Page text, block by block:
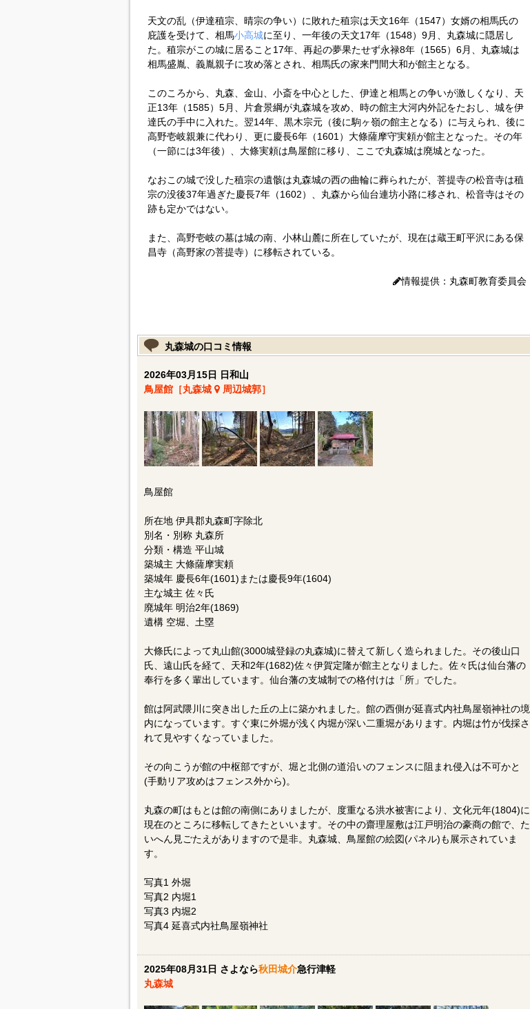
天文の乱（伊達稙宗、晴宗の争い）に敗れた稙宗は天文16年（1547）女婿の相馬氏の
庇護を受けて、相馬小高城に至り、一年後の天文17年（1548）9月、丸森城に隠居し
た。稙宗がこの城に居ること17年、再起の夢果たせず永禄8年（1565）6月、丸森城は
相馬盛胤、義胤親子に攻め落とされ、相馬氏の家来門間大和が館主となる。
このころから、丸森、金山、小斎を中心とした、伊達と相馬との争いが激しくなり、天
正13年（1585）5月、片倉景綱が丸森城を攻め、時の館主大河内外記をたおし、城を伊
達氏の手中に入れた。翌14年、黒木宗元（後に駒ヶ嶺の館主となる）に与えられ、後に
高野壱岐親兼に代わり、更に慶長6年（1601）大條薩摩守実頼が館主となった。その年
（一節には3年後）、大條実頼は鳥屋館に移り、ここで丸森城は廃城となった。
なおこの城で没した稙宗の遺骸は丸森城の西の曲輪に葬られたが、菩提寺の松音寺は稙
宗の没後37年過ぎた慶長7年（1602）、丸森から仙台連坊小路に移され、松音寺はその
跡も定かではない。
また、高野壱岐の墓は城の南、小林山麓に所在していたが、現在は蔵王町平沢にある保
昌寺（高野家の菩提寺）に移転されている。
情報提供：丸森町教育委員会
丸森城の口コミ情報
2026年03月15日 日和山
鳥屋館［丸森城
周辺城郭］
鳥屋館
所在地 伊具郡丸森町字除北
別名・別称 丸森所
分類・構造 平山城
築城主 大條薩摩実頼
築城年 慶長6年(1601)または慶長9年(1604)
主な城主 佐々氏
廃城年 明治2年(1869)
遺構 空堀、土塁
大條氏によって丸山館(3000城登録の丸森城)に替えて新しく造られました。その後山口
氏、遠山氏を経て、天和2年(1682)佐々伊賀定隆が館主となりました。佐々氏は仙台藩の
奉行を多く輩出しています。仙台藩の支城制での格付けは「所」でした。
館は阿武隈川に突き出した丘の上に築かれました。館の西側が延喜式内社鳥屋嶺神社の境
内になっています。すぐ東に外堀が浅く内堀が深い二重堀があります。内堀は竹が伐採さ
れて見やすくなっていました。
その向こうが館の中枢部ですが、堀と北側の道沿いのフェンスに阻まれ侵入は不可かと
(手動リア攻めはフェンス外から)。
丸森の町はもとは館の南側にありましたが、度重なる洪水被害により、文化元年(1804)に
現在のところに移転してきたといいます。その中の齋理屋敷は江戸明治の豪商の館で、た
いへん見ごたえがありますので是非。丸森城、鳥屋館の絵図(パネル)も展示されていま
す。
写真1 外堀
写真2 内堀1
写真3 内堀2
写真4 延喜式内社鳥屋嶺神社
2025年08月31日 さよなら秋田城介急行津軽
丸森城